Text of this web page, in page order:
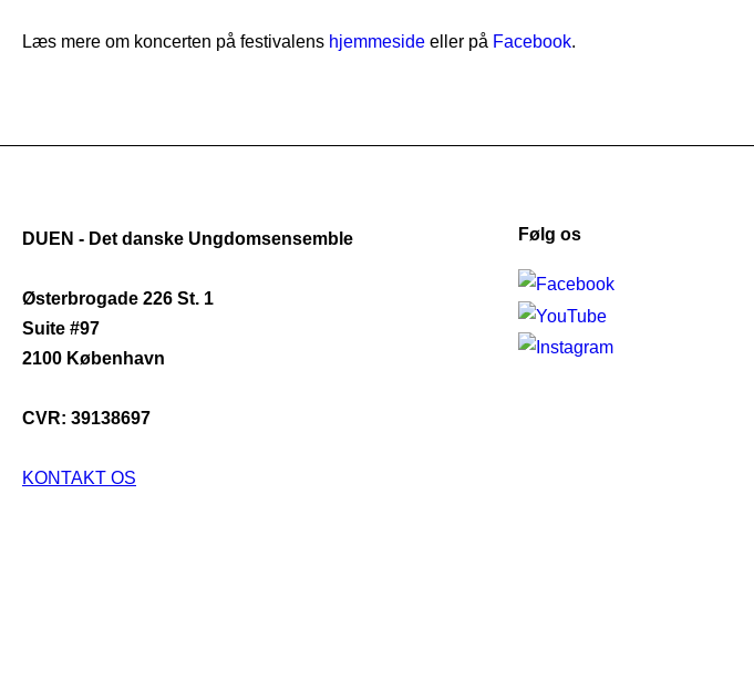
Læs mere om koncerten på festivalens hjemmeside eller på Facebook.
DUEN - Det danske Ungdomsensemble
Østerbrogade 226 St. 1
Suite #97
2100 København
CVR: 39138697
KONTAKT OS
Følg os